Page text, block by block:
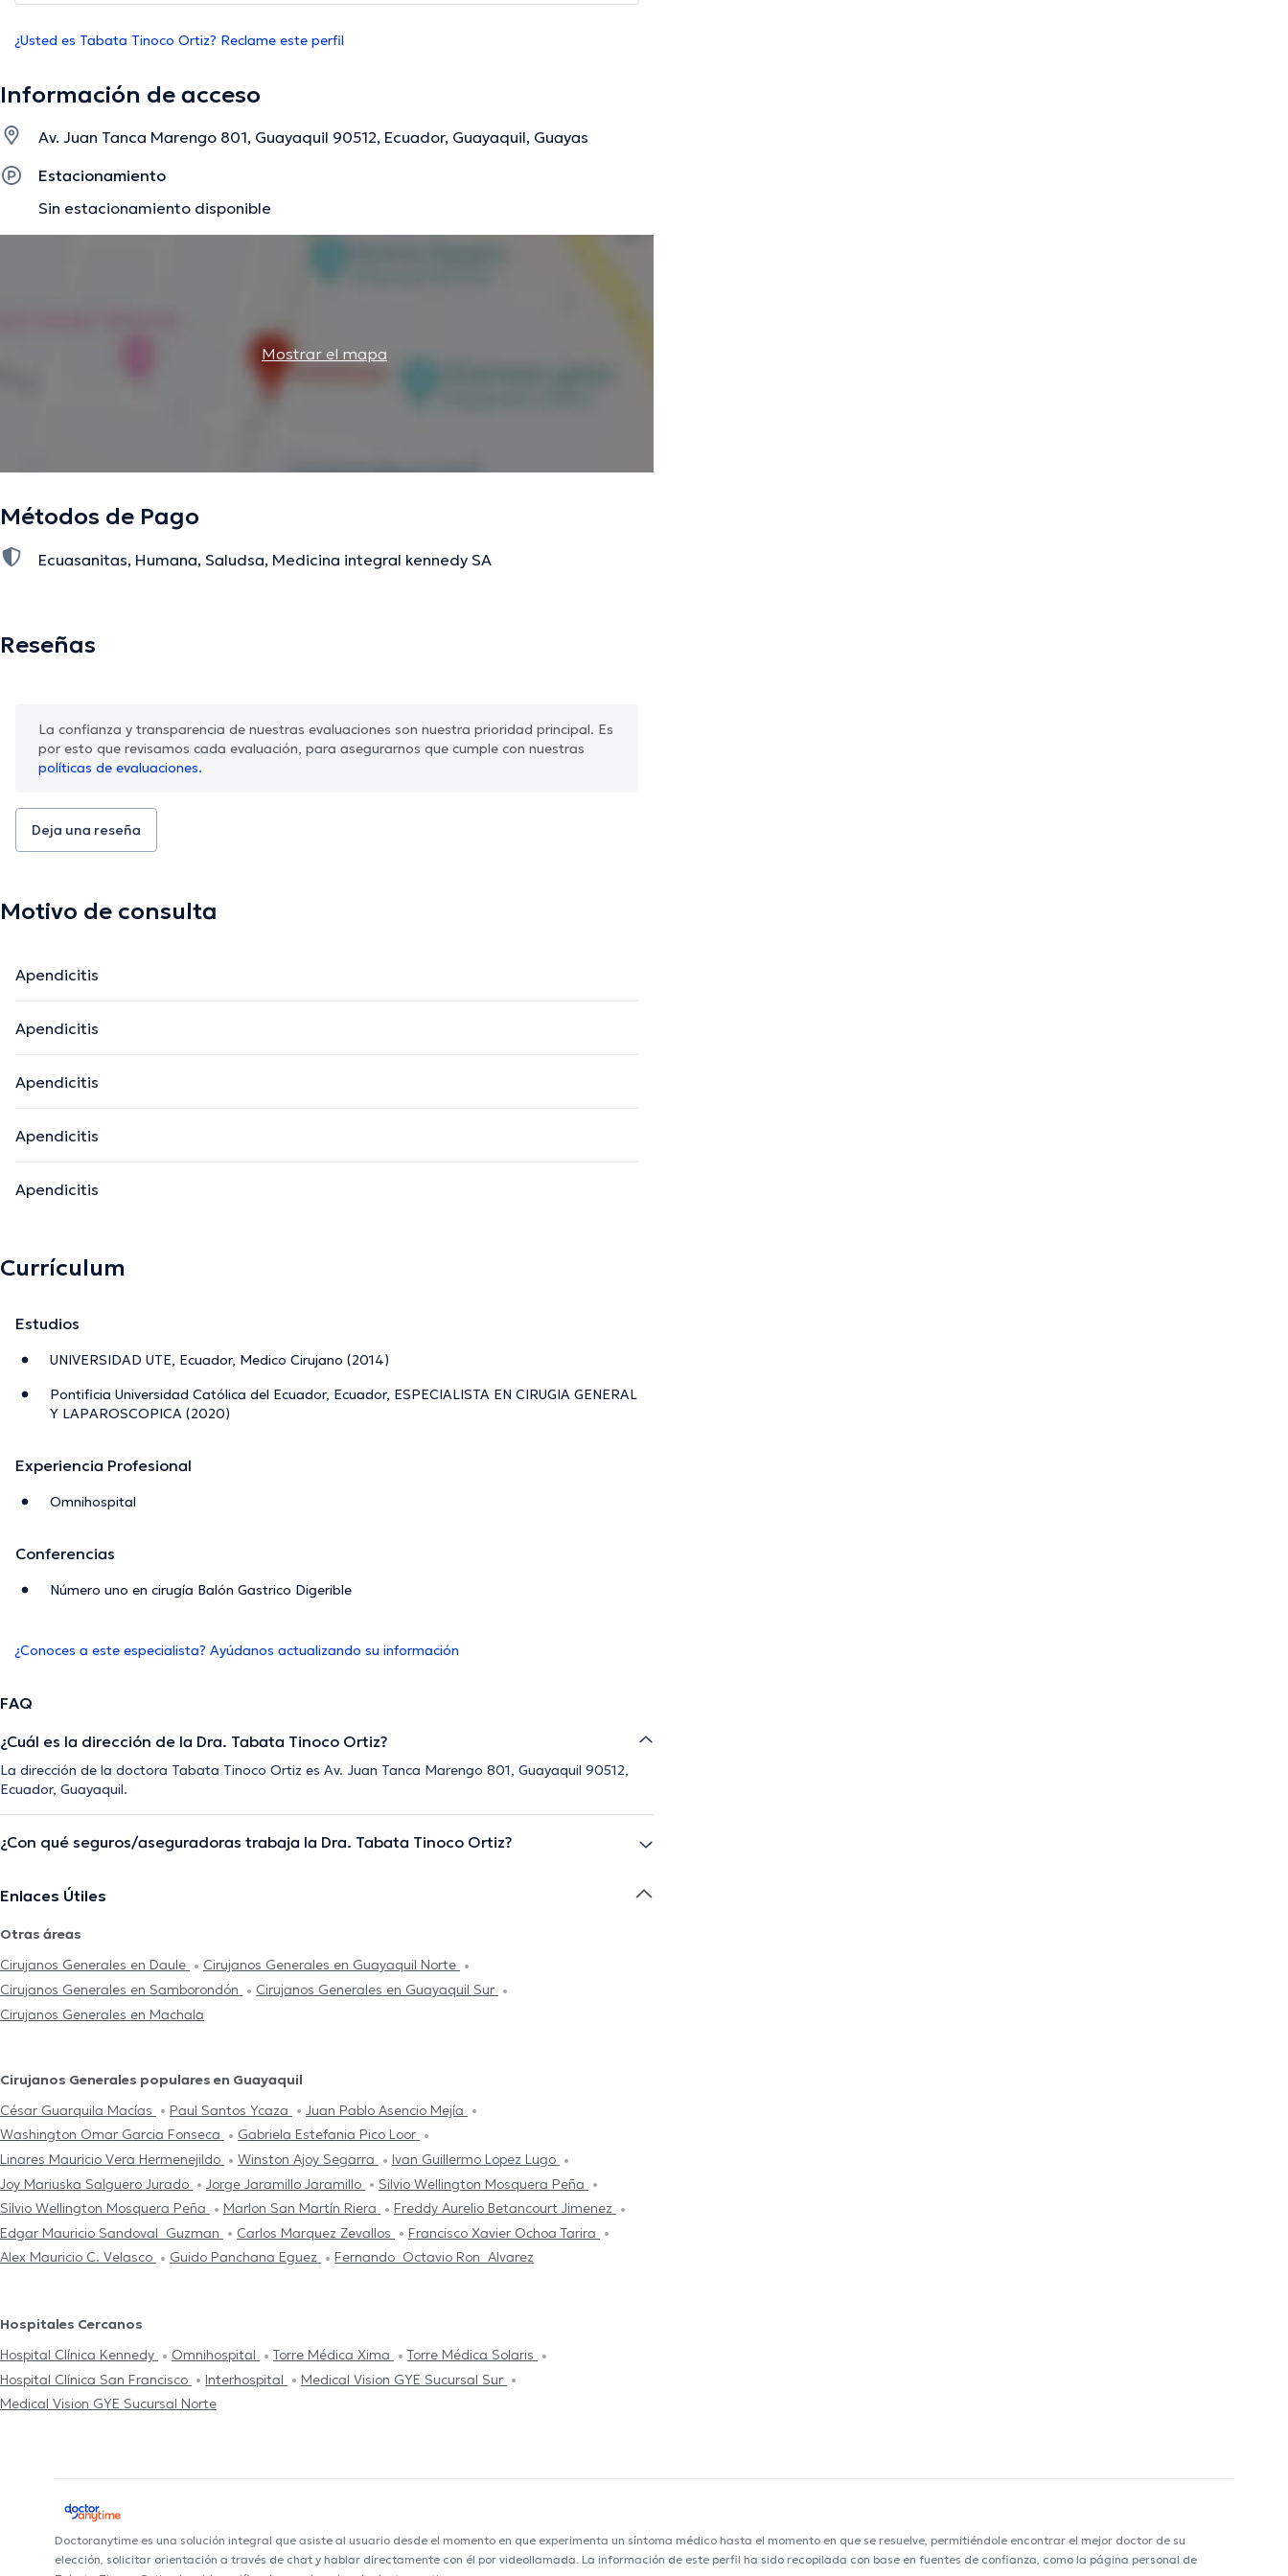
¿Usted es Tabata Tinoco Ortiz? Reclame este perfil
Información de acceso
Av. Juan Tanca Marengo 801, Guayaquil 90512, Ecuador, Guayaquil, Guayas
Estacionamiento
Sin estacionamiento disponible
Mostrar el mapa
Métodos de Pago
Ecuasanitas, Humana, Saludsa, Medicina integral kennedy SA
Reseñas
La confianza y transparencia de nuestras evaluaciones son nuestra prioridad principal. Es
por esto que revisamos cada evaluación, para asegurarnos que cumple con nuestras
políticas de evaluaciones.
Deja una reseña
Motivo de consulta
Apendicitis
Apendicitis
Apendicitis
Apendicitis
Apendicitis
Currículum
Estudios
UNIVERSIDAD UTE, Ecuador, Medico Cirujano (2014)
Pontificia Universidad Católica del Ecuador, Ecuador, ESPECIALISTA EN CIRUGIA GENERAL
Y LAPAROSCOPICA (2020)
Experiencia Profesional
Omnihospital
Conferencias
Número uno en cirugía Balón Gastrico Digerible
¿Conoces a este especialista? Ayúdanos actualizando su información
FAQ
¿Cuál es la dirección de la Dra. Tabata Tinoco Ortiz?
La dirección de la doctora Tabata Tinoco Ortiz es Av. Juan Tanca Marengo 801, Guayaquil 90512,
Ecuador, Guayaquil.
¿Con qué seguros/aseguradoras trabaja la Dra. Tabata Tinoco Ortiz?
Enlaces Útiles
Otras áreas
Cirujanos Generales en Daule
Cirujanos Generales en Guayaquil Norte
Cirujanos Generales en Samborondón
Cirujanos Generales en Guayaquil Sur
Cirujanos Generales en Machala
Cirujanos Generales populares en Guayaquil
César Guarquila Macías
Paul Santos Ycaza
Juan Pablo Asencio Mejía
Washington Omar Garcia Fonseca
Gabriela Estefania Pico Loor
Linares Mauricio Vera Hermenejildo
Winston Ajoy Segarra
Ivan Guillermo Lopez Lugo
Joy Mariuska Salguero Jurado
Jorge Jaramillo Jaramillo
Silvio Wellington Mosquera Peña
Silvio Wellington Mosquera Peña
Marlon San Martín Riera
Freddy Aurelio Betancourt Jimenez
Edgar Mauricio Sandoval Guzman
Carlos Marquez Zevallos
Francisco Xavier Ochoa Tarira
Alex Mauricio C. Velasco
Guido Panchana Eguez Fernando Octavio Ron Alvarez
Hospitales Cercanos
Hospital Clínica Kennedy
Omnihospital Torre Médica Xima
Torre Médica Solaris
Hospital Clínica San Francisco
Interhospital
Medical Vision GYE Sucursal Sur
Medical Vision GYE Sucursal Norte
Doctoranytime es una solución integral que asiste al usuario desde el momento en que experimenta un síntoma médico hasta el momento en que se resuelve, permitiéndole encontrar el mejor doctor de su
elección, solicitar orientación a través de chat y hablar directamente con él por videollamada. La información de este perfil ha sido recopilada con base en fuentes de confianza, como la página personal de